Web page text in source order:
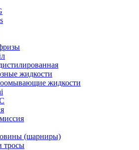
жидкости
жидкости
(шарниры)
тросы